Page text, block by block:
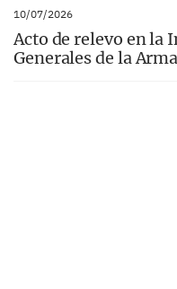
10/07/2026
Acto de relevo en la
Generales de la